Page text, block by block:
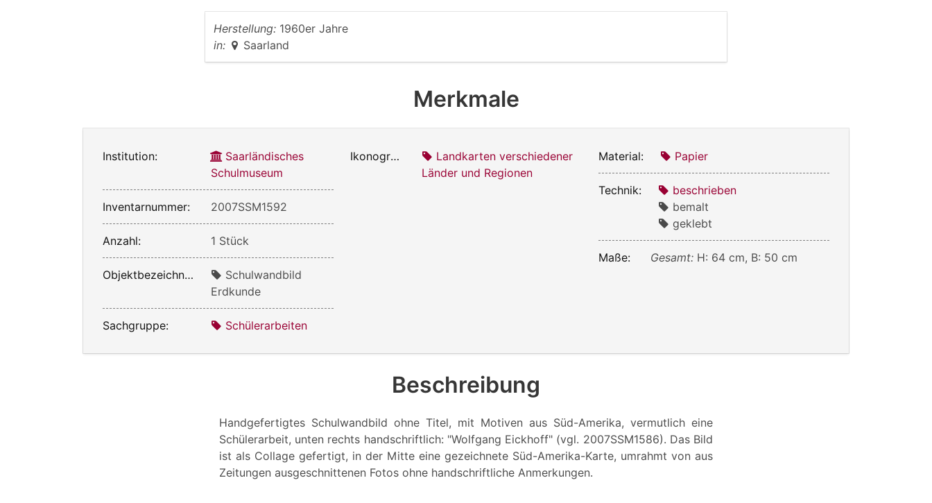
Herstellung: 1960er Jahre
in:
Saarland
Merkmale
Institution:
Saarländisches
Schulmuseum
Inventarnummer: 2007SSM1592
Anzahl: 1 Stück
Objektbezeichnung:
Schulwandbild
Erdkunde
Sachgruppe: Schülerarbeiten
Ikonografie:
Landkarten verschiedener
Länder und Regionen
Material: Papier
Technik:
beschrieben
bemalt
geklebt
Maße: Gesamt: H: 64 cm, B: 50 cm
Beschreibung
Handgefertigtes Schulwandbild ohne Titel, mit Motiven aus Süd-Amerika, vermutlich eine
Schülerarbeit, unten rechts handschriftlich: "Wolfgang Eickhoff" (vgl. 2007SSM1586). Das Bild
ist als Collage gefertigt, in der Mitte eine gezeichnete Süd-Amerika-Karte, umrahmt von aus
Zeitungen ausgeschnittenen Fotos ohne handschriftliche Anmerkungen.